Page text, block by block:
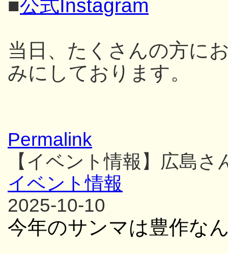
■公式Instagram
当日、たくさんの方に
みにしております。
Permalink
【イベント情報】広島さ
イベント情報
2025-10-10
今年のサンマは豊作な